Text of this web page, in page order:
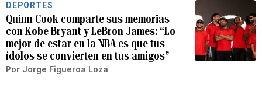
DEPORTES
Quinn Cook comparte sus memorias
con Kobe Bryant y LeBron James: “Lo
mejor de estar en la NBA es que tus
ídolos se convierten en tus amigos”
Por Jorge Figueroa Loza